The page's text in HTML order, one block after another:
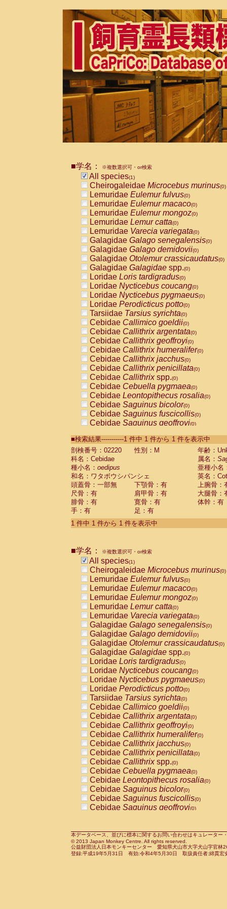
■学名： ※複数選択可・or検索
All species(1)
Cheirogaleidae Microcebus murinus(0)
Lemuridae Eulemur fulvus(0)
Lemuridae Eulemur macaco(0)
Lemuridae Eulemur mongoz(0)
Lemuridae Lemur catta(0)
Lemuridae Varecia variegata(0)
Galagidae Galago senegalensis(0)
Galagidae Galago demidovii(0)
Galagidae Otolemur crassicaudatus(0)
Galagidae Galagidae spp.(0)
Loridae Loris tardigradus(0)
Loridae Nycticebus coucang(0)
Loridae Nycticebus pygmaeus(0)
Loridae Perodicticus potto(0)
Tarsiidae Tarsius syrichta(0)
Cebidae Callimico goeldii(0)
Cebidae Callithrix argentata(0)
Cebidae Callithrix geoffroyi(0)
Cebidae Callithrix humeralifer(0)
Cebidae Callithrix jacchus(0)
Cebidae Callithrix penicillata(0)
Cebidae Callithrixspp.(0)
Cebidae Cebuella pygmaea(0)
Cebidae Leontopithecus rosalia(0)
Cebidae Saguinus bicolor(0)
Cebidae Saguinus fuscicollis(0)
Cebidae Saguinus geoffroyi(0)
CebidaeSaguinus labiatus(0)
Cebidae Saguinus leucopus (0)
Cebidae
Cebidae
CebidaeSaguinus nigricollis (0)
Cebidae Saguinus oedipus
Cebidae Saguinus weddelli
Cebidae Saguinusspp.
Cebidae Aotus trivirgatus
Cebidae Cebus albifrons
CebidaeCebus nigrivittatus
CebidaeCebus
CebidaeSaimiri boliviensis(0)
CebidaeSaimiri sciureus(0)
AtelidaeAlouatta caraya(0)
AtelidaeAlouatta fusca(0)
AtelidaeAlouatta seniculus
AtelidaeAlouattaspp.(0)
AtelidaeAteles belzebuth(0)
AtelidaeAteles geoffroyi(0)
AtelidaeAteles paniscus(0)
AtelidaeAtelesspp.(0)
Atelidae Lagothrix lagothricha
AtelidaeLagothrix lagothricha cana
PitheciidaeCacajao calvus
PitheciidaeCallicebus cupreus
PitheciidaeCallicebus donacophilus
PitheciidaeCallicebus moloch
PitheciidaeCallicebus torquatus
PitheciidaeCallicebusspp.(0)
PitheciidaeChiropotes satanas(0)
PitheciidaePithecia monachus
PitheciidaePithecia pithecia(0)
CercopithecidaeCercocebus agilis
CercopithecidaeCercocebus
CercopithecidaeCercocebus
CercopithecidaeCercocebus
CercopithecidaeCercocebus
CercopithecidaeCercocebushybrid
CercopithecidaePapio anubis(0)
CercopithecidaePapio cynocephalus
CercopithecidaePapio hamadryas(0)
■検索結果-----------1 件中 1 件から 1 件を表示中
剖検番号：02220
性別：M
年齢：
科名：Cebidae
属名：
種小名： oedipus
亜種小名
和名：ワタボウシパンシェ
英名：
頭蓋骨：一部無
下顎骨：有
上腕骨：
尺骨：有
肩甲骨：有
大腿骨：
腓骨：有
寛骨：有
体幹：有
手：有
足：有
1 件中 1 件から 1 件を表示中
■学名： ※複数選択可・or検索
All species(1)
Cheirogaleidae Microcebus murinus(0)
Lemuridae Eulemur fulvus(0)
Lemuridae Eulemur macaco(0)
Lemuridae Eulemur mongoz(0)
Lemuridae Lemur catta(0)
Lemuridae Varecia variegata(0)
Galagidae Galago senegalensis(0)
Galagidae Galago demidovii(0)
Galagidae Otolemur crassicaudatus(0)
Galagidae Galagidae spp.(0)
Loridae Loris tardigradus(0)
Loridae Nycticebus coucang(0)
Loridae Nycticebus pygmaeus(0)
Loridae Perodicticus potto(0)
Tarsiidae Tarsius syrichta(0)
Cebidae Callimico goeldii(0)
Cebidae Callithrix argentata(0)
Cebidae Callithrix geoffroyi(0)
Cebidae Callithrix humeralifer(0)
Cebidae Callithrix jacchus(0)
Cebidae Callithrix penicillata(0)
Cebidae Callithrixspp.(0)
Cebidae Cebuella pygmaea(0)
Cebidae Leontopithecus rosalia(0)
Cebidae Saguinus bicolor(0)
Cebidae Saguinus fuscicollis(0)
Cebidae Saguinus geoffroyi(0)
CebidaeSaguinus leucopus(0)
CebidaeSaguinus midas(0)
Cebidae Saguinus mystax(0)
本データベース、並びに標本に関するお問い合わせはキュレータ
© 2013 Japan Monkey Centre. All rights reserved.
公益財団法人日本モンキーセンター 愛知県犬山市大字犬山字官
登録:平成19年5月31日 有効:令和4年5月30日 取扱責任者:綿貫宏